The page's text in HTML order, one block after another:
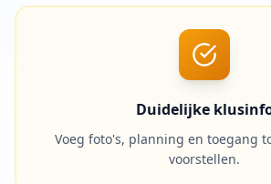
Duidelijke
Voeg foto's, planning en toegang
voorstellen.